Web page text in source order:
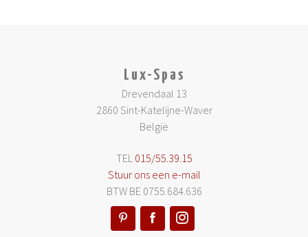
Lux-Spas
Drevendaal 13
2860 Sint-Katelijne-Waver
België
TEL 015/55.39.15
Stuur ons een e-mail
BTW BE 0755.684.636